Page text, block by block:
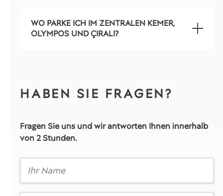
WO PARKE ICH IM ZENTRALEN KEMER,
OLYMPOS UND ÇIRALI?
HABEN SIE FRAGEN?
Fragen Sie uns und wir antworten Ihnen innerhalb
von 2 Stunden.